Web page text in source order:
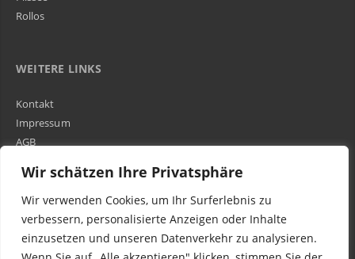
Wir schätzen Ihre Privatsphäre
Wir verwenden Cookies, um Ihr Surferlebnis zu
verbessern, personalisierte Anzeigen oder Inhalte
einzusetzen und unseren Datenverkehr zu analysieren.
Rollos
WEITERE LINKS
Kontakt
Impressum
AGB
WIR SIND IN DER GESAMTEN SCHWEIZ TÄTIG
Kundenbewertungen und Erfahrungen zu
Egora GmbH
MANGELHAFT